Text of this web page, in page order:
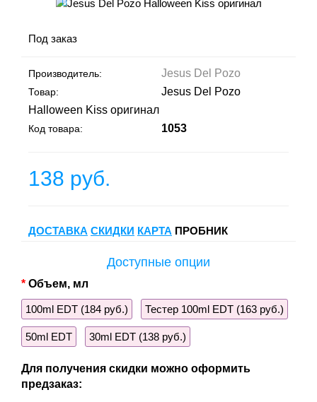
Под заказ
Производитель: Jesus Del Pozo
Товар:
Jesus Del Pozo
Halloween Kiss оригинал
Код товара: 1053
138 руб.
ДОСТАВКА СКИДКИ КАРТА ПРОБНИК
Доступные опции
Объем, мл
100ml EDT (184 руб.) Тестер 100ml EDT (163 руб.)
50ml EDT 30ml EDT (138 руб.)
Для получения скидки можно оформить
предзаказ: